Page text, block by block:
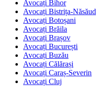
Avocați Bihor
Avocați Bistrița-Năsăud
Avocați Botoșani
Avocați Brăila
Avocați Brașov
Avocați București
Avocați Buzău
Avocați Călărași
Avocați Caraș-Severin
Avocați Cluj